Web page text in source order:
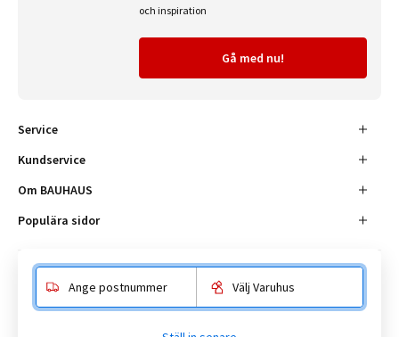
och inspiration
Gå med nu!
Service
Kundservice
Om BAUHAUS
Populära sidor
Enköpingsvägen 41, 177 38 Järfälla.
Ange postnummer Välj Varuhus